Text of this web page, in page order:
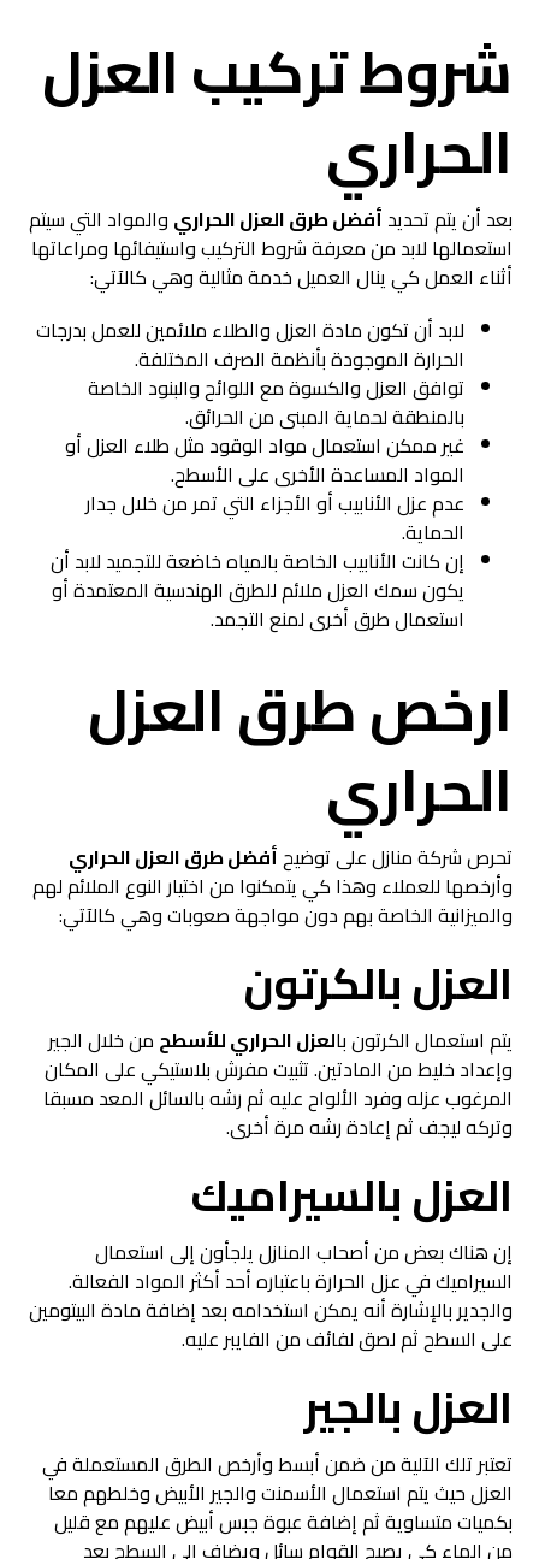
شروطتركيب العزل
الحراري
بعد أن يتم تحديد أفضل طرق العزل الحراري والمواد التي سيتم
استعمالها لابد من معرفة شروط التركيب واستيفائها ومراعاتها
أثناء العمل كي ينال العميل خدمة مثالية وهي كالآتي:
لابد أن تكون مادة العزل والطلاء ملائمين للعمل بدرجات
الحرارة الموجودة بأنظمة الصرف المختلفة.
توافق العزل والكسوة مع اللوائح والبنود الخاصة
بالمنطقة لحماية المبنى من الحرائق.
غير ممكن استعمال مواد الوقود مثل طلاء العزل أو
المواد المساعدة الأخرى على الأسطح.
عدم عزل الأنابيب أو الأجزاء التي تمر من خلال جدار
الحماية.
إن كانت الأنابيب الخاصة بالمياه خاضعة للتجميد لابد أن
يكون سمك العزل ملائم للطرق الهندسية المعتمدة أو
استعمال طرق أخرى لمنع التجمد.
ارخص طرق العزل
الحراري
تحرص شركة منازل على توضيحأفضل طرقالعزلالحراري
وأرخصها للعملاء وهذا كي يتمكنوا من اختيار النوع الملائم لهم
والميزانية الخاصة بهم دون مواجهة صعوبات وهي كالآتي:
العزل بالكرتون
يتم استعمال الكرتون بالعزل الحراري للأسطح من خلال الجير
وإعداد خليط من المادتين. تثبيت مفرش بلاستيكي على المكان
المرغوب عزله وفرد الألواح عليه ثم رشه بالسائل المعد مسبقا
وتركه ليجف ثم إعادة رشه مرة أخرى.
العزل بالسيراميك
إن هناك بعض من أصحاب المنازل يلجأون إلى استعمال
السيراميك في عزل الحرارة باعتباره أحد أكثر المواد الفعالة.
والجدير بالإشارة أنه يمكن استخدامه بعد إضافة مادة البيتومين
على السطح ثم لصق لفائف من الفايبر عليه.
العزل بالجير
تعتبر تلك الآلية من ضمن أبسط وأرخص الطرق المستعملة في
العزل حيث يتم استعمال الأسمنت والجير الأبيض وخلطهم معا
بكميات متساوية ثم إضافة عبوة جبس أبيض عليهم مع قليل
من الماء كي يصبح القوام سائل ويضاف إلى السطح بعد